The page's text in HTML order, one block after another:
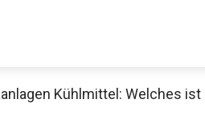
Kühlmittel: Welches ist